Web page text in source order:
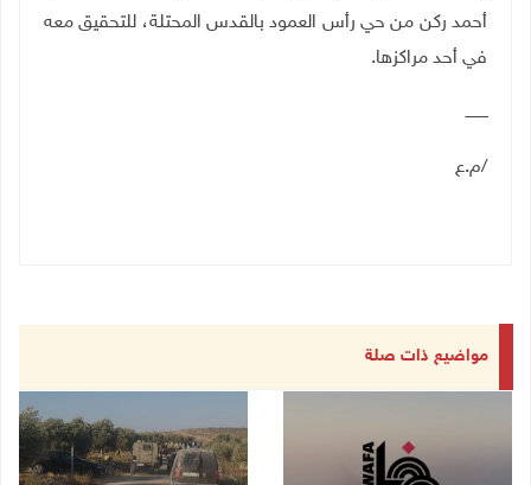
أحمد ركن من حي رأس العمود بالقدس المحتلة، للتحقيق معه
في أحد مراكزها.
ـــــــــ
/م.ع
مواضيع ذات صلة